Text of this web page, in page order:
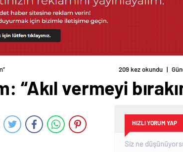
209 kez okundu |
“Akıl vermeyi
HIZLI YORUM YAP